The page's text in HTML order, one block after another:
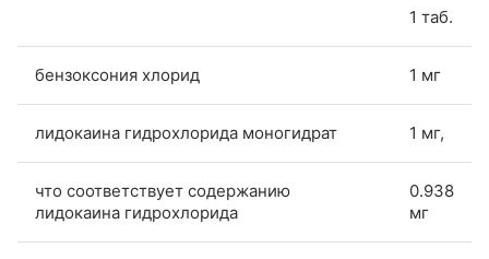
1 таб.
бензоксония хлорид 1 мг
лидокаина гидрохлорида моногидрат 1 мг,
что соответствует содержанию
лидокаина гидрохлорида
0.938
мг